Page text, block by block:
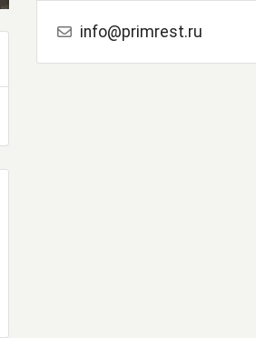
info@primrest.ru